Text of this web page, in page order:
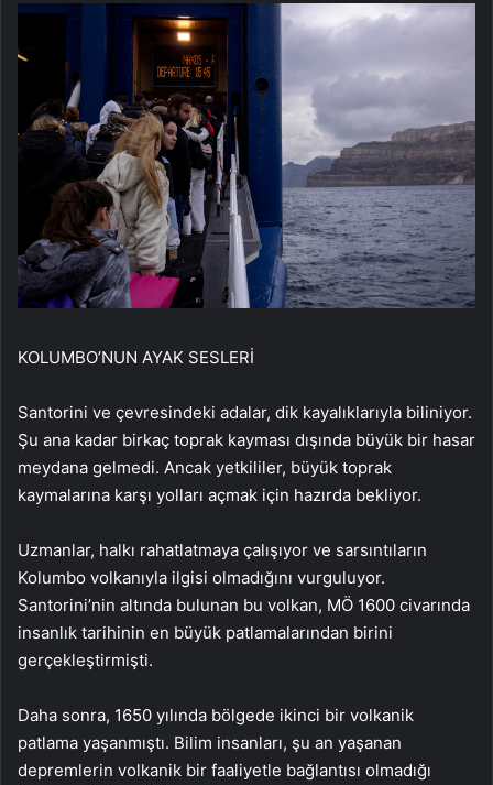
KOLUMBO’NUN AYAK SESLERİ
Santorini ve çevresindeki adalar, dik kayalıklarıyla biliniyor.
Şu ana kadar birkaç toprak kayması dışında büyük bir hasar
meydana gelmedi. Ancak yetkililer, büyük toprak
kaymalarına karşı yolları açmak için hazırda bekliyor.
Uzmanlar, halkı rahatlatmaya çalışıyor ve sarsıntıların
Kolumbo volkanıyla ilgisi olmadığını vurguluyor.
Santorini’nin altında bulunan bu volkan, MÖ 1600 civarında
insanlık tarihinin en büyük patlamalarından birini
gerçekleştirmişti.
Daha sonra, 1650 yılında bölgede ikinci bir volkanik
patlama yaşanmıştı. Bilim insanları, şu an yaşanan
depremlerin volkanik bir faaliyetle bağlantısı olmadığı